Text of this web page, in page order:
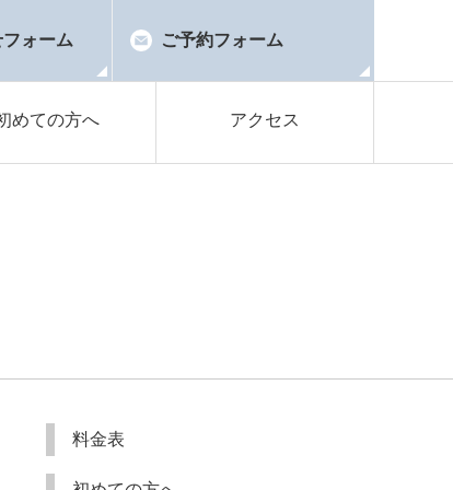
ォーム ご予約フォーム
めての方へ アクセス
料金表